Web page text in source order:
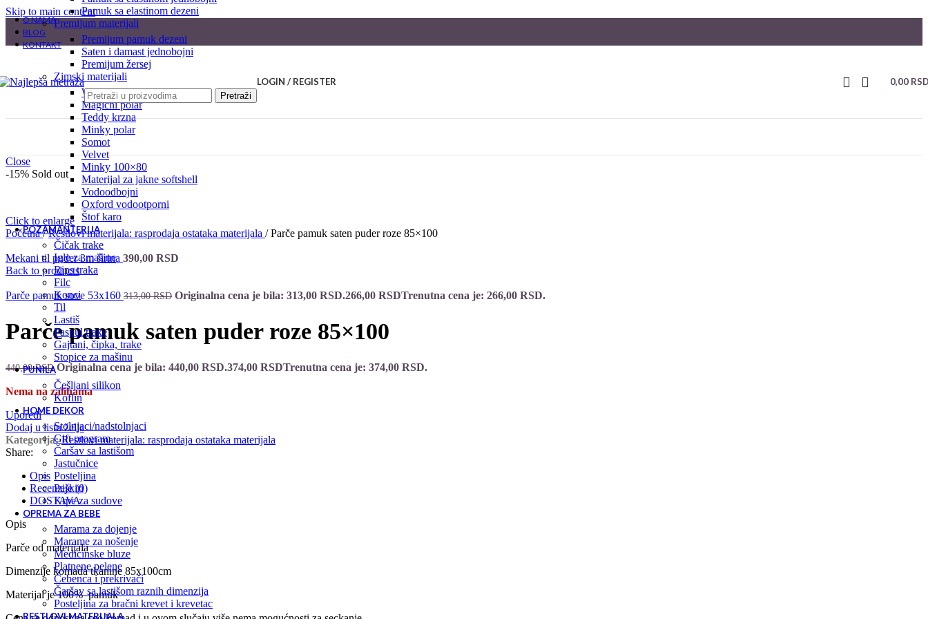
Skip to main content
O NAMA
BLOG
KONTAKT
Pretraži
LOGIN / REGISTER 0,00
pamuk sa elastinom dezeni
premijum materijali
premijum pamuk dezeni
saten i damast jednobojni
premijum žersej
zimski materijali
welsoft
magični polar
teddy krzna
minky polar
somot
velvet
minky 100×80
materijal za jakne softshell
vodoodbojni
oxford vodootporni
štof karo
POZAMANTERIJA
čičak trake
igle za mašine
rips traka
filc
konci
til
lastiš
paspul trake
gajtani, čipka, trake
stopice za mašinu
PUNILA
češljani silikon
koflin
HOME DEKOR
stolnjaci/nadstolnjaci
gift program
čaršav sa lastišom
jastučnice
posteljina
peškiri
krpe za sudove
OPREMA ZA BEBE
marama za dojenje
marame za nošenje
medicinske bluze
platnene pelene
ćebenca i prekrivači
čaršav sa lastišom raznih dimenzija
posteljina za bračni krevet i krevetac
RESTLOVI MATERIJALA
Close
-15% Sold out
Click to enlarge
Početna/ Restlovi materijala: rasprodaja ostataka materijala / Parče pamuk saten puder roze 85×100
Mekani til puder 3m širina 390,00 RSD
Back to products
Parče pamuk sove 53x160 313,00RSD Originalna cena je bila: 313,00 RSD.266,00 RSDTrenutna cena je: 266,00 RSD.
Parče pamuk saten puder roze 85×100
440,00RSD Originalna cena je bila: 440,00 RSD.374,00 RSDTrenutna cena je: 374,00 RSD.
Nema na zalihama
Uporedi
Dodaj u listu želja
Kategorija: Restlovi materijala: rasprodaja ostataka materijala
Share:
Opis
Recenzije (0)
DOSTAVA
Opis
Parče od materijala
Dimenzije komada tkanine 85x100cm
Materijal je 100% pamuk